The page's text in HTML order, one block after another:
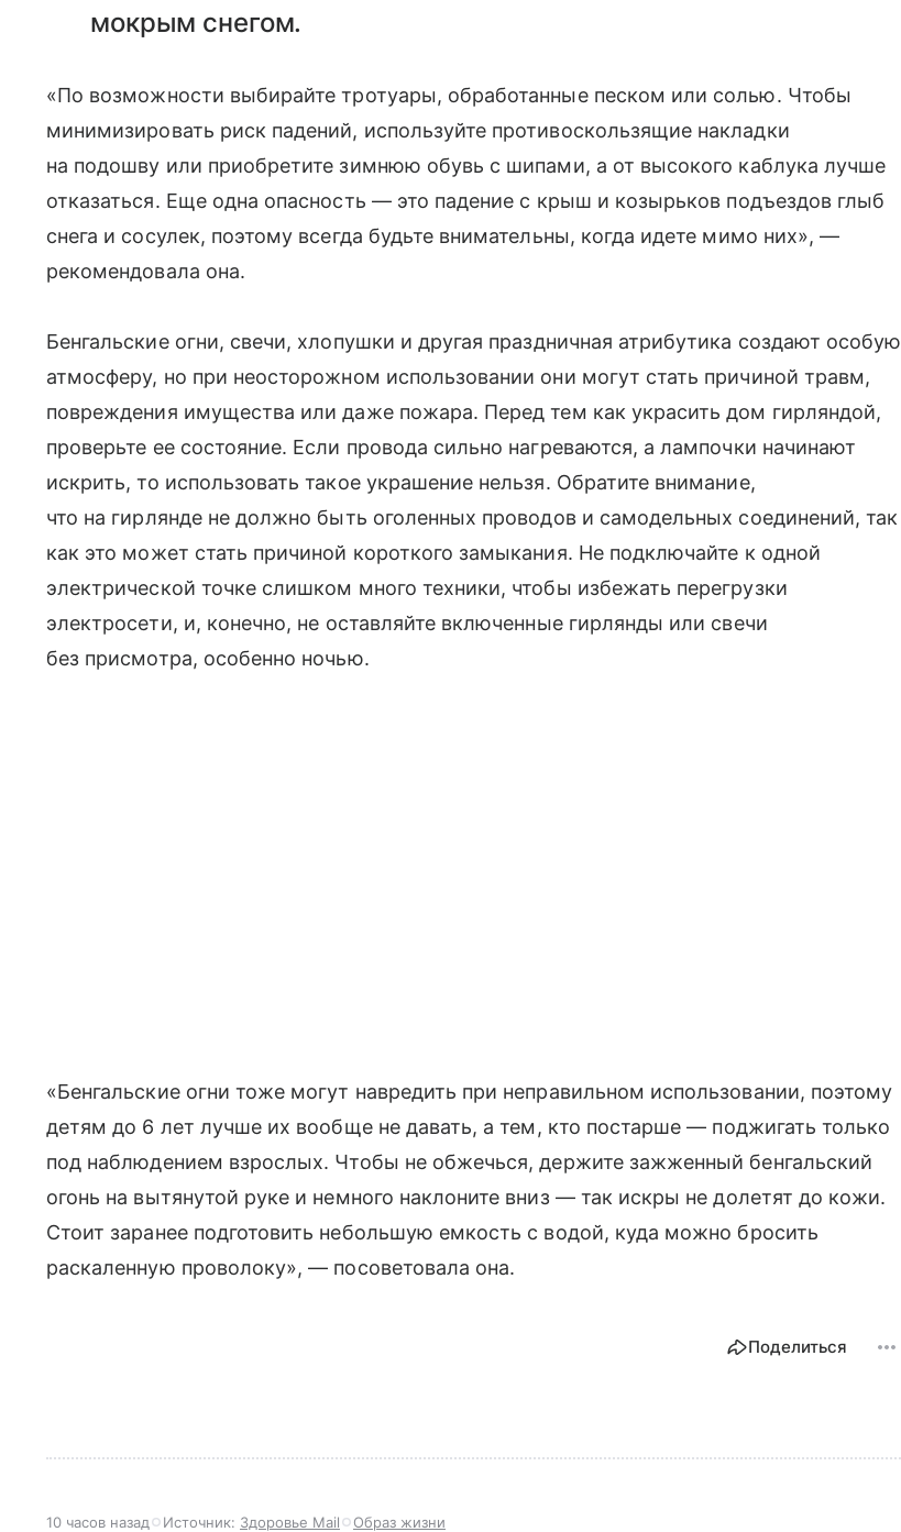
мокрым снегом.
«По возможности выбирайте тротуары, обработанные песком или солью. Чтобы
минимизировать риск падений, используйте противоскользящие накладки
на подошву или приобретите зимнюю обувь с шипами, а от высокого каблука лучше
отказаться. Еще одна опасность — это падение с крыш и козырьков подъездов глыб
снега и сосулек, поэтому всегда будьте внимательны, когда идете мимо них», —
рекомендовала она.
Бенгальские огни, свечи, хлопушки и другая праздничная атрибутика создают особую
атмосферу, но при неосторожном использовании они могут стать причиной травм,
повреждения имущества или даже пожара. Перед тем как украсить дом гирляндой,
проверьте ее состояние. Если провода сильно нагреваются, а лампочки начинают
искрить, то использовать такое украшение нельзя. Обратите внимание,
что на гирлянде не должно быть оголенных проводов и самодельных соединений, так
как это может стать причиной короткого замыкания. Не подключайте к одной
электрической точке слишком много техники, чтобы избежать перегрузки
электросети, и, конечно, не оставляйте включенные гирлянды или свечи
без присмотра, особенно ночью.
«Бенгальские огни тоже могут навредить при неправильном использовании, поэтому
детям до 6 лет лучше их вообще не давать, а тем, кто постарше — поджигать только
под наблюдением взрослых. Чтобы не обжечься, держите зажженный бенгальский
огонь на вытянутой руке и немного наклоните вниз — так искры не долетят до кожи.
Стоит заранее подготовить небольшую емкость с водой, куда можно бросить
раскаленную проволоку», — посоветовала она.
Поделиться
10 часов назад Источник: Здоровье Mail Образ жизни